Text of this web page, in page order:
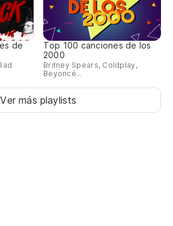
de
Top 100 canciones de los
2000
Britney Spears, Coldplay,
Beyoncé...
Ver más playlists